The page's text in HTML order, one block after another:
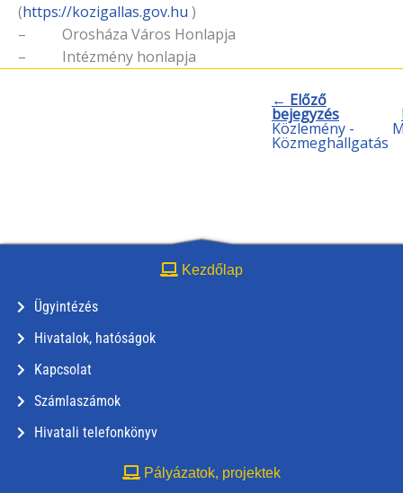
(https://kozigallas.gov.hu )
– Orosháza Város Honlapja
– Intézmény honlapja
← Előző
bejegyzés
Közlemény -
Közmeghallgatás
Kezdőlap
Ügyintézés
Hivatalok, hatóságok
Kapcsolat
Számlaszámok
Hivatali telefonkönyv
Pályázatok, projektek